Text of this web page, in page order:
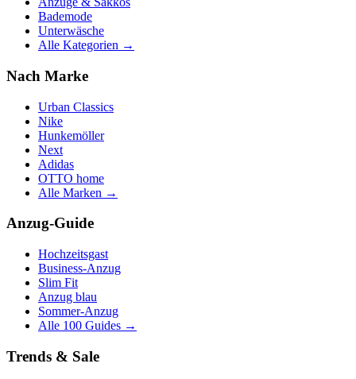
Bademode
Unterwäsche
Alle Kategorien →
Nach Marke
Urban Classics
Nike
Hunkemöller
Next
Adidas
OTTO home
Alle Marken →
Anzug-Guide
Hochzeitsgast
Business-Anzug
Slim Fit
Anzug blau
Sommer-Anzug
Alle 100 Guides →
Trends & Sale